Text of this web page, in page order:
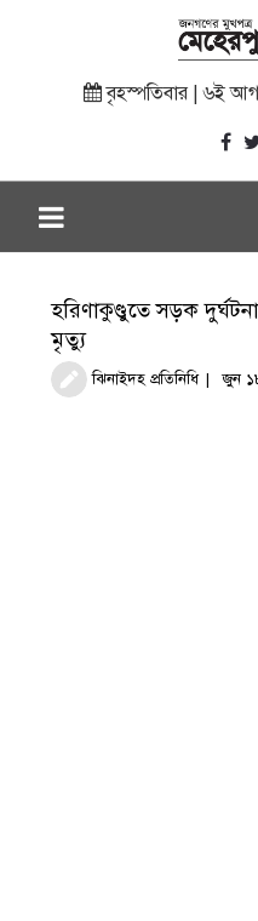
বৃহস্পতিবার | ৬ই
হরিণাকুণ্ডুতে সড়ক
মৃত্যু
ঝিনাইদহ প্রতিনিধি জুন